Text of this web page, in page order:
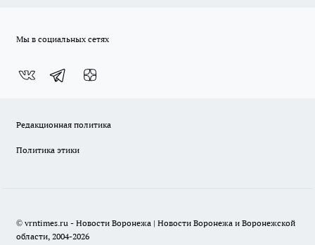
Мы в социальных сетях
Редакционная политика
Политика этики
© vrntimes.ru - Новости Воронежа | Новости Воронежа и Воронежской
области, 2004-2026